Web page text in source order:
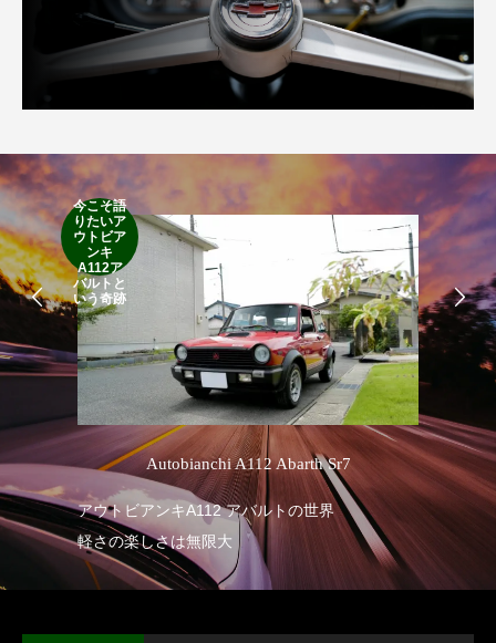
今こそ語
りたいア
ウトビア
ンキ
A112ア
バルトと
いう奇跡
Autobianchi A112 Abarth Sr7
アウトビアンキA112 アバルトの世界
軽さの楽しさは無限大